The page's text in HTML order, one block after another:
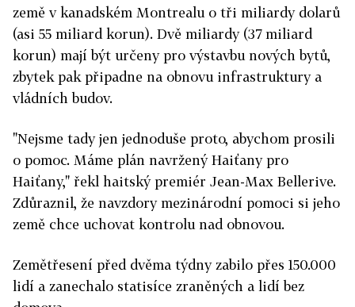
země v kanadském Montrealu o tři miliardy dolarů
(asi 55 miliard korun). Dvě miliardy (37 miliard
korun) mají být určeny pro výstavbu nových bytů,
zbytek pak připadne na obnovu infrastruktury a
vládních budov.
"Nejsme tady jen jednoduše proto, abychom prosili
o pomoc. Máme plán navržený Haiťany pro
Haiťany," řekl haitský premiér Jean-Max Bellerive.
Zdůraznil, že navzdory mezinárodní pomoci si jeho
země chce uchovat kontrolu nad obnovou.
Zemětřesení před dvěma týdny zabilo přes 150.000
lidí a zanechalo statisíce zraněných a lidí bez